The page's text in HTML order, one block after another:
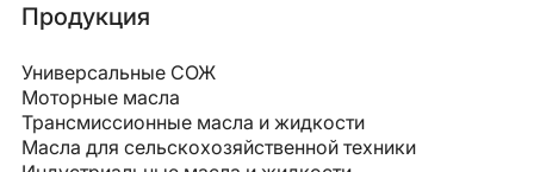
Продукция
Универсальные СОЖ
Моторные масла
Трансмиссионные масла и жидкости
Масла для сельскохозяйственной техники